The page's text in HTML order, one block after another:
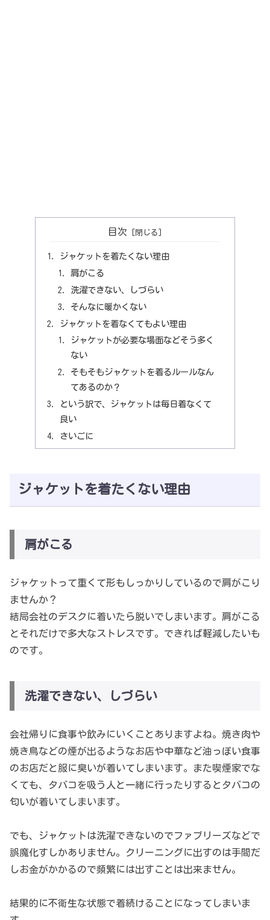
目次
ジャケットを着たくない理由
肩がこる
洗濯できない、しづらい
そんなに暖かくない
ジャケットを着なくてもよい理由
ジャケットが必要な場面などそう多く
ない
そもそもジャケットを着るルールなん
てあるのか？
という訳で、ジャケットは毎日着なくて
良い
さいごに
ジャケットを着たくない理由
肩がこる
ジャケットって重くて形もしっかりしているので肩がこり
ませんか？
結局会社のデスクに着いたら脱いでしまいます。肩がこる
とそれだけで多大なストレスです。できれば軽減したいも
のです。
洗濯できない、しづらい
会社帰りに食事や飲みにいくことありますよね。焼き肉や
焼き鳥などの煙が出るようなお店や中華など油っぽい食事
のお店だと服に臭いが着いてしまいます。また喫煙家でな
くても、タバコを吸う人と一緒に行ったりするとタバコの
匂いが着いてしまいます。
でも、ジャケットは洗濯できないのでファブリーズなどで
誤魔化すしかありません。クリーニングに出すのは手間だ
しお金がかかるので頻繁には出すことは出来ません。
結果的に不衛生な状態で着続けることになってしまいま